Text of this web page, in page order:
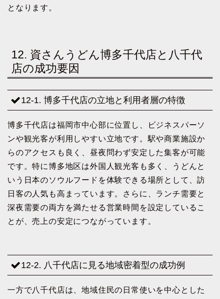
となります。
12. 資さんうどん博多千代店と八千代
店の成功要因
12-1. 博多千代店の立地と利用者層の特徴
博多千代店は福岡市中心部に位置し、ビジネスパーソ
ンや観光客が利用しやすい立地です。駅や商業施設か
らのアクセスも良く、昼夜問わず安定した集客が可能
です。特に博多地区は外国人観光客も多く、うどんと
いう日本のソウルフードを体験できる場所として、訪
日客の人気も高まっています。さらに、ランチ需要と
深夜需要の両方を満たせる営業時間を設定しているこ
とが、売上の安定につながっています。
12-2. 八千代店に見る地域密着型の成功例
一方で八千代店は、地域住民の日常使いを中心とした